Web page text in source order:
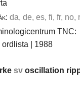
da, de, es, fi, fr, no,
TNC:
| 1988
svoscillation